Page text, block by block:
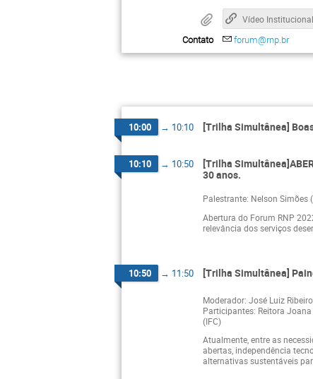
Contato forum@rnp.br
10:00 → 10:10 [Trilha Simultânea]
10:10 → 10:50
[Trilha
30 anos.
Palestrante: Nelson Simões
Abertura do Forum RNP
relevância dos serviços
10:50 → 11:50 [Trilha Simultânea]
Moderador: José Luiz
Participantes: Reitora Joana
(IFC)
Atualmente, entre as
abertas, independência
alternativas sustentáveis